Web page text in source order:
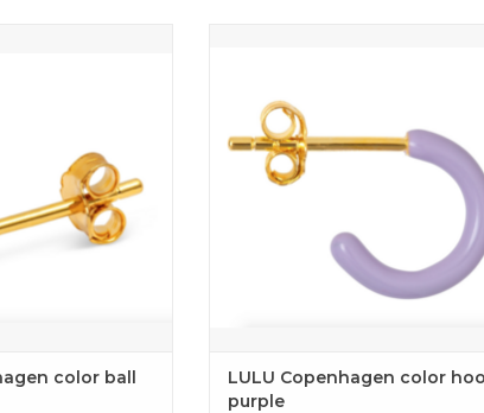
color ball
TOEVOEGEN AAN WINKELWAGEN
LULU Copenhagen color
purple